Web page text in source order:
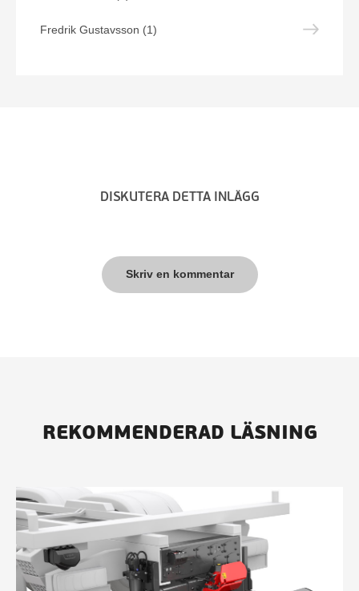
Fredrik Gustavsson (1)
DISKUTERA DETTA INLÄGG
Skriv en kommentar
REKOMMENDERAD LÄSNING